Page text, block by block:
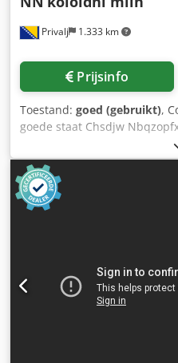
Privalj 1.333 km
Prijsinfo
Toestand: goed (gebruikt),
goede staat Chsdjw